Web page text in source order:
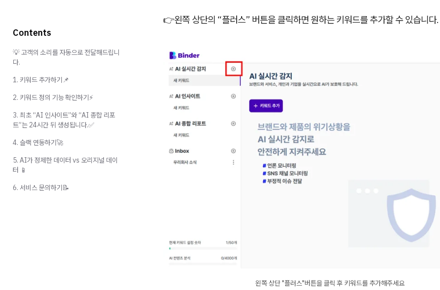
👉왼쪽 상단의 “플러스” 버튼을 클릭하면 원하는 키워드를 추가할 수 있습니다.
왼쪽 상단 "플러스"버튼을 클릭 후 키워드를 추가해주세요
Contents
💡 고객의 소리를 자동으로 전달해드립니
다.
1. 키워드 추가하기📌
2. 키워드 정의 기능 확인하기⚡
3. 최초 “AI 인사이트”와 “AI 종합 리포
트”는 24시간 뒤 생성됩니다.✅
4. 슬랙 연동하기🚀
5. AI가 정제한 데이터 vs 오리지널 데이
터 📱
6. 서비스 문의하기📝